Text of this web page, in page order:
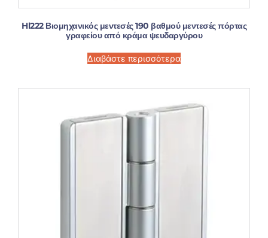
Hl222 Βιομηχανικός μεντεσές 190 βαθμού μεντεσές πόρτας
γραφείου από κράμα ψευδαργύρου
Διαβάστε περισσότερα